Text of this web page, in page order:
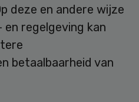
deze en andere wijze
regelgeving kan
betaalbaarheid van